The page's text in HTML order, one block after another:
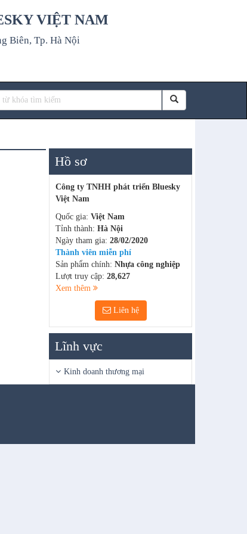
VIỆT NAM
Biên, Tp. Hà Nội
Hồ sơ
Công ty TNHH phát triển Bluesky
Việt Nam
Quốc gia: Việt Nam
Tỉnh thành: Hà Nội
Ngày tham gia: 28/02/2020
Thành viên miễn phí
Sản phẩm chính: Nhựa công nghiệp
Lượt truy cập: 28,627
Xem thêm
Liên hệ
Lĩnh vực
Kinh doanh thương mại